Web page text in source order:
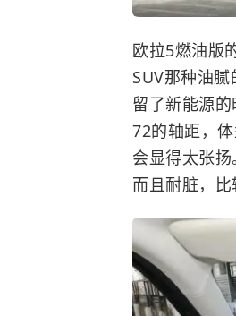
欧拉5燃油版
SUV那种油
留了新能源
72的轴距，
会显得太张扬
而且耐脏，比